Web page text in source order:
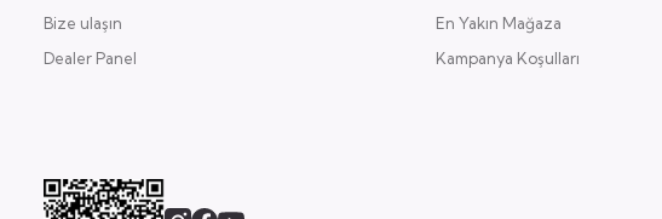
Bize ulaşın
Dealer Panel
En Yakın Mağaza
Kampanya Koşulları